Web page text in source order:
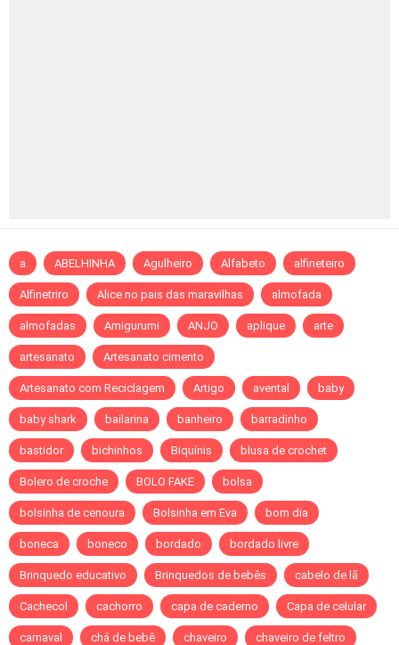
a ABELHINHA Agulheiro Alfabeto alfineteiro
Alfinetriro Alice no pais das maravilhas almofada
almofadas Amigurumi ANJO aplique arte
artesanato Artesanato cimento
Artesanato com Reciclagem Artigo avental baby
baby shark bailarina banheiro barradinho
bastidor bichinhos Biquínis blusa de crochet
Bolero de croche BOLO FAKE bolsa
bolsinha de cenoura Bolsinha em Eva bom dia
boneca boneco bordado bordado livre
Brinquedo educativo Brinquedos de bebês cabelo de lã
Cachecol cachorro capa de caderno Capa de celular
carnaval chá de bebê chaveiro chaveiro de feltro